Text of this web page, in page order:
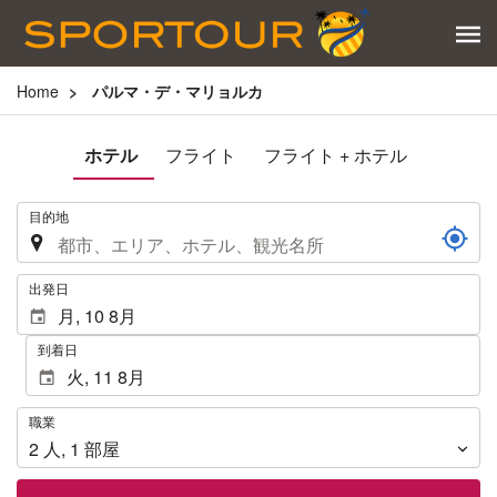
Home パルマ・デ・マリョルカ
ホテル フライト フライト + ホテル
. 目的地
. 出発日
到着日
職
業
職業
2 人, 1 部屋